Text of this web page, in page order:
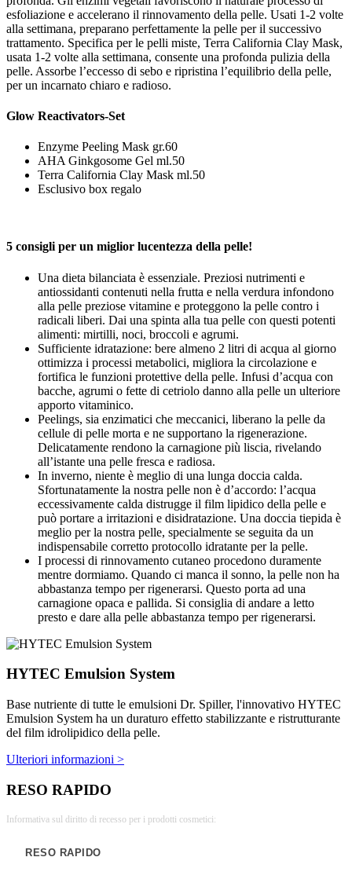
esfoliazione e accelerano il rinnovamento della pelle. Usati 1-2 volte
alla settimana, preparano perfettamente la pelle per il successivo
trattamento. Specifica per le pelli miste, Terra California Clay Mask,
usata 1-2 volte alla settimana, consente una profonda pulizia della
pelle. Assorbe l’eccesso di sebo e ripristina l’equilibrio della pelle,
per un incarnato chiaro e radioso.
Glow Reactivators-Set
Enzyme Peeling Mask gr.60
AHA Ginkgosome Gel ml.50
Terra California Clay Mask ml.50
Esclusivo box regalo
5 consigli per un miglior lucentezza della pelle!
Una dieta bilanciata è essenziale. Preziosi nutrimenti e
antiossidanti contenuti nella frutta e nella verdura infondono
alla pelle preziose vitamine e proteggono la pelle contro i
radicali liberi. Dai una spinta alla tua pelle con questi potenti
alimenti: mirtilli, noci, broccoli e agrumi.
Sufficiente idratazione: bere almeno 2 litri di acqua al giorno
ottimizza i processi metabolici, migliora la circolazione e
fortifica le funzioni protettive della pelle. Infusi d’acqua con
bacche, agrumi o fette di cetriolo danno alla pelle un ulteriore
apporto vitaminico.
Peelings, sia enzimatici che meccanici, liberano la pelle da
cellule di pelle morta e ne supportano la rigenerazione.
Delicatamente rendono la carnagione più liscia, rivelando
all’istante una pelle fresca e radiosa.
In inverno, niente è meglio di una lunga doccia calda.
Sfortunatamente la nostra pelle non è d’accordo: l’acqua
eccessivamente calda distrugge il film lipidico della pelle e
può portare a irritazioni e disidratazione. Una doccia tiepida è
meglio per la nostra pelle, specialmente se seguita da un
indispensabile corretto protocollo idratante per la pelle.
I processi di rinnovamento cutaneo procedono duramente
mentre dormiamo. Quando ci manca il sonno, la pelle non ha
abbastanza tempo per rigenerarsi. Questo porta ad una
carnagione opaca e pallida. Si consiglia di andare a letto
presto e dare alla pelle abbastanza tempo per rigenerarsi.
HYTEC Emulsion System
Base nutriente di tutte le emulsioni Dr. Spiller, l'innovativo HYTEC
Emulsion System ha un duraturo effetto stabilizzante e ristrutturante
del film idrolipidico della pelle.
Ulteriori informazioni >
RESO RAPIDO
Informativa sul diritto di recesso per i prodotti cosmetici:
RESO RAPIDO